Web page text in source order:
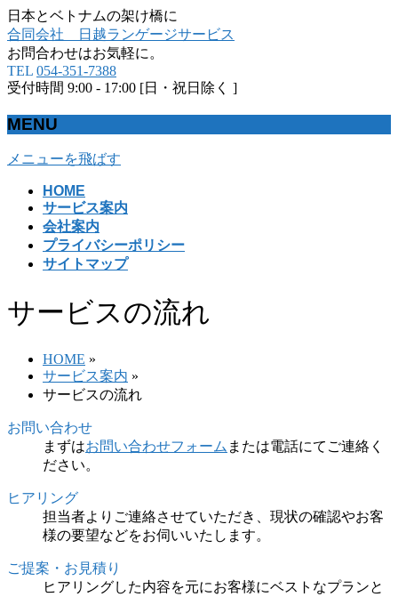
日本とベトナムの架け橋に
合同会社 日越ランゲージサービス
お問合わせはお気軽に。
TEL 054-351-7388
受付時間 9:00 - 17:00 [日・祝日除く ]
MENU
メニューを飛ばす
HOME
サービス案内
会社案内
プライバシーポリシー
サイトマップ
サービスの流れ
HOME »
サービス案内 »
サービスの流れ
お問い合わせ
まずはお問い合わせフォーム または電話にてご連絡く
ださい。
ヒアリング
担当者よりご連絡させていただき、現状の確認やお客
様の要望などをお伺いいたします。
ご提案・お見積り
ヒアリングした内容を元にお客様にベストなプランと